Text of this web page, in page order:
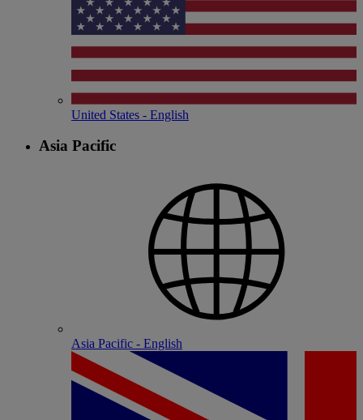
United States - English
Asia Pacific
Asia Pacific - English